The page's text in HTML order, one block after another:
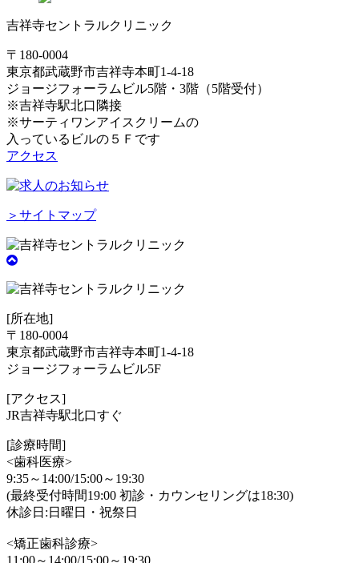
吉祥寺セントラルクリニック
〒180-0004
東京都武蔵野市吉祥寺本町1-4-18
ジョージフォーラムビル5階・3階（5階受付）
※吉祥寺駅北口隣接
※サーティワンアイスクリームの
入っているビルの５Ｆです
アクセス
＞サイトマップ
[所在地]
〒180-0004
東京都武蔵野市吉祥寺本町1-4-18
ジョージフォーラムビル5F
[アクセス]
JR吉祥寺駅北口すぐ
[診療時間]
<歯科医療>
9:35～14:00/15:00～19:30
(最終受付時間19:00 初診・カウンセリングは18:30)
休診日:日曜日・祝祭日
<矯正歯科診療>
11:00～14:00/15:00～19:30